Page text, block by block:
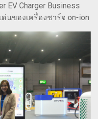
EV Charger Business
ของเครื่องชาร์จ on-ion